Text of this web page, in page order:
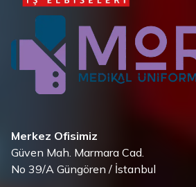
Merkez Ofisimiz
Güven Mah. Marmara Cad.
No 39/A Güngören / İstanbul